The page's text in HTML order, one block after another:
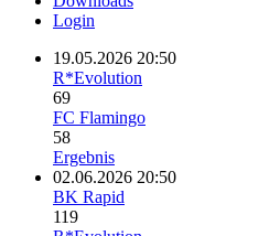
Login
19.05.2026 20:50
R*Evolution
69
FC Flamingo
58
Ergebnis
02.06.2026 20:50
BK Rapid
119